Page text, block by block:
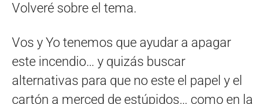
Volveré sobre el tema.
Vos y Yo tenemos que ayudar a apagar
este incendio… y quizás buscar
alternativas para que no este el papel y el
cartón a merced de estúpidos… como en la